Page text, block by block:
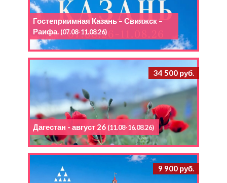
Гостеприимная Казань – Свияжск –
Раифа. (07.08-11.08.26)
34 500 руб.
Дагестан - август 26 (11.08-16.08.26)
9 900 руб.